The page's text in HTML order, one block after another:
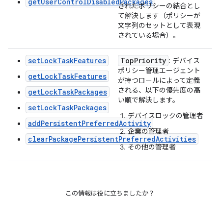
されたポリシーの結合とし
て解決します（ポリシーが
文字列のセットとして表現
されている場合）。
setLockTaskFeatures
getLockTaskFeatures
getLockTaskPackages
setLockTaskPackages
addPersistentPreferredActivity
clearPackagePersistentPreferredActivities
TopPriority : デバイス
ポリシー管理エージェント
が持つロールによって定義
される、以下の優先度の高
い順で解決します。
デバイスロックの管理者
企業の管理者
その他の管理者
この情報は役に立ちましたか？